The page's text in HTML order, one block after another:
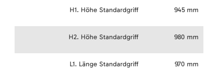
H1. Höhe Standardgriff 945 mm
H2. Höhe Standardgriff 980 mm
L1. Länge Standardgriff 970 mm